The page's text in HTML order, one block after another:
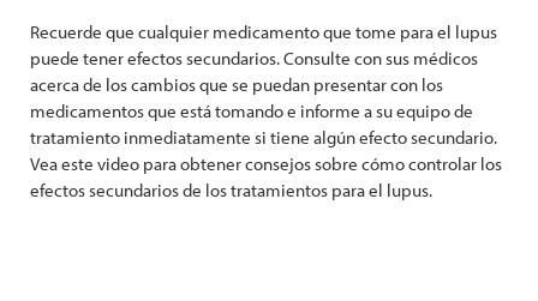
Recuerde que cualquier medicamento que tome para el lupus
puede tener efectos secundarios. Consulte con sus médicos
acerca de los cambios que se puedan presentar con los
medicamentos que está tomando e informe a su equipo de
tratamiento inmediatamente si tiene algún efecto secundario.
Vea este video para obtener consejos sobre cómo controlar los
efectos secundarios de los tratamientos para el lupus.